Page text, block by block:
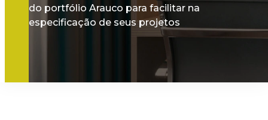
do portfólio Arauco para facilitar na
especificação de seus projetos